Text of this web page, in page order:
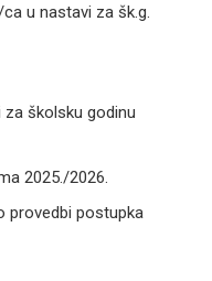
u nastavi za šk.g.
za školsku godinu
2025./2026.
provedbi postupka